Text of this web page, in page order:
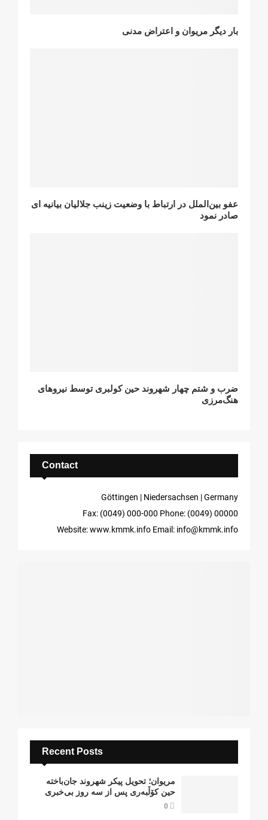
بار ديگر مريوان و اعتراض مدنى
عفو بین‌الملل در ارتباط با وضعیت زینب جلالیان بیانیە ای
صادر نمود
ضرب و شتم چهار شهروند حین کولبری توسط نیروهای
هنگ‌مرزی
Contact
Göttingen | Niedersachsen | Germany
Phone: (0049) 00000
Fax: (0049) 000-000
Email: info@kmmk.info
Website: www.kmmk.info
Recent Posts
مریوان؛ تحویل پیکر شهروند جان‌باخته
حین کۆڵبەری پس از سە روز بی‌خبری
0